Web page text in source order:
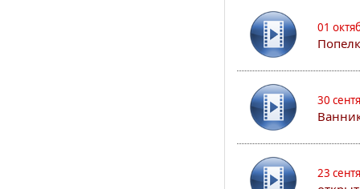
01
30
23